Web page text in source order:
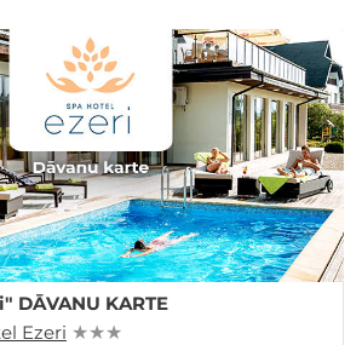
DĀVANU KARTE
Ezeri ★ ★ ★